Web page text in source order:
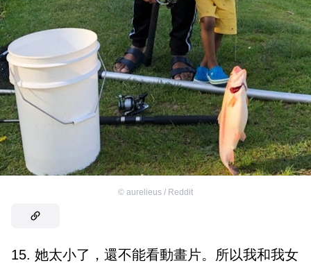
© aurelieus / Reddit
15. 她太小了，還不能看動畫片。所以我和我女